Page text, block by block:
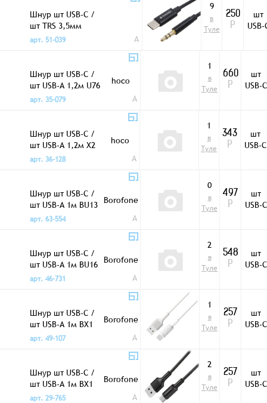
Шнур шт USB-C /
шт TRS 3,5мм
CQ002 1м
арт. 51-039 A
9
в
Туле
250
Р
шт
USB-
Шнур шт USB-C /
шт USB-A 1,2м U76
черный
hoco
арт. 35-079
A
1
в
Туле
660
Р
шт
USB-C
Шнур шт USB-C /
шт USB-A 1,2м X2
золото
hoco
арт. 36-128
A
1
в
Туле
343
Р
шт
USB-C
Шнур шт USB-C /
шт USB-A 1м BU13
черный
Borofone
арт. 63-554
A
0
в
Туле
497
Р
шт
USB-C
Шнур шт USB-C /
шт USB-A 1м BU16
красный
Borofone
арт. 46-731
A
2
в
Туле
548
Р
шт
USB-C
Шнур шт USB-C /
шт USB-A 1м BX1
белый
Borofone
арт. 49-107
A
1
в
Туле
257
Р
шт
USB-C
Шнур шт USB-C /
шт USB-A 1м BX1
черный
Borofone
арт. 29-765
A
2
в
Туле
257
Р
шт
USB-C